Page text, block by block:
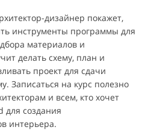
дизайнер покажет,
инструменты программы для
материалов и
делать схему, план и
проект для сдачи
Записаться на курс полезно
и всем, кто хочет
для создания
интерьера.